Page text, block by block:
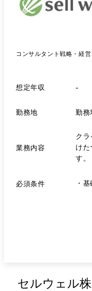
コンサルタント戦略・経
想定年収 -
勤務地 勤務
業務内容
ク
けたサポートを行います。 ク
す。
訪
必須条件 ・
セルウェル